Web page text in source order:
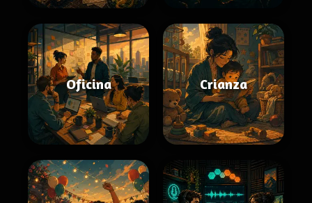
Oficina Crianza